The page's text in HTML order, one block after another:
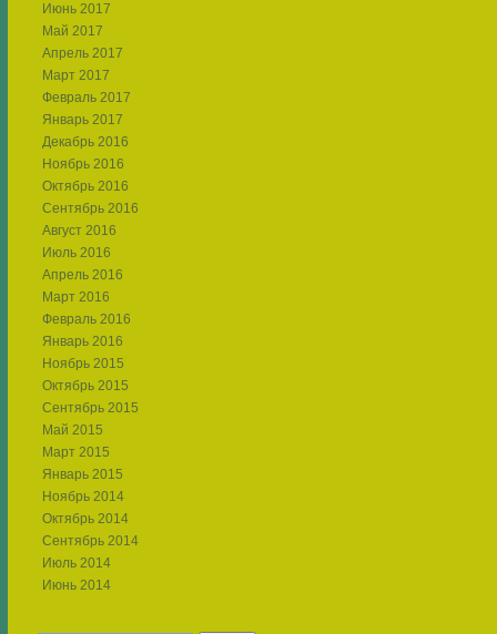
Июнь 2017
Май 2017
Апрель 2017
Март 2017
Февраль 2017
Январь 2017
Декабрь 2016
Ноябрь 2016
Октябрь 2016
Сентябрь 2016
Август 2016
Июль 2016
Апрель 2016
Март 2016
Февраль 2016
Январь 2016
Ноябрь 2015
Октябрь 2015
Сентябрь 2015
Май 2015
Март 2015
Январь 2015
Ноябрь 2014
Октябрь 2014
Сентябрь 2014
Июль 2014
Июнь 2014